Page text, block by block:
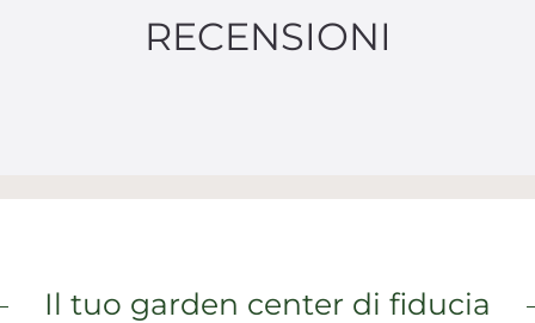
RECENSIONI
Il tuo garden center di fiducia